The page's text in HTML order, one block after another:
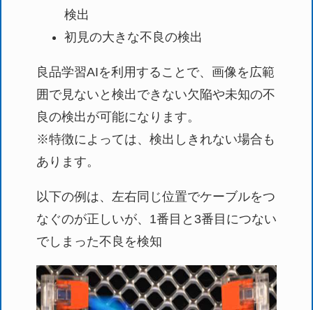
検出
初見の大きな不良の検出
良品学習AIを利用することで、画像を広範
囲で見ないと検出できない欠陥や未知の不
良の検出が可能になります。
※特徴によっては、検出しきれない場合も
あります。
以下の例は、左右同じ位置でケーブルをつ
なぐのが正しいが、1番目と3番目につない
でしまった不良を検知